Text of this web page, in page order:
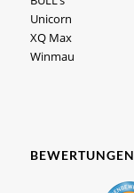
Unicorn
XQ Max
Winmau
BEWERTUNGEN